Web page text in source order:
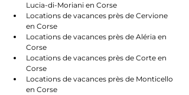
Lucia-di-Moriani en Corse
Locations de vacances près de Cervione
en Corse
Locations de vacances près de Aléria en
Corse
Locations de vacances près de Corte en
Corse
Locations de vacances près de Monticello
en Corse